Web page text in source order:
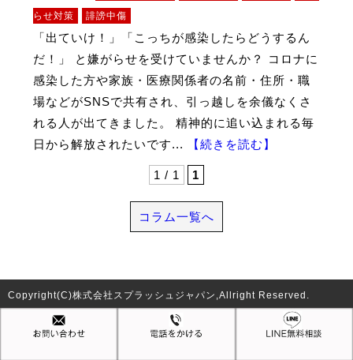
らせ対策 誹謗中傷
「出ていけ！」「こっちが感染したらどうするん
だ！」 と嫌がらせを受けていませんか？ コロナに
感染した方や家族・医療関係者の名前・住所・職
場などがSNSで共有され、引っ越しを余儀なくさ
れる人が出てきました。 精神的に追い込まれる毎
日から解放されたいです...
【続きを読む】
1 / 1 1
コラム一覧へ
Copyright(C)株式会社スプラッシュジャパン,Allright Reserved.